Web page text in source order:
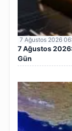
7 Ağustos 2026
7 Ağustos
Gün